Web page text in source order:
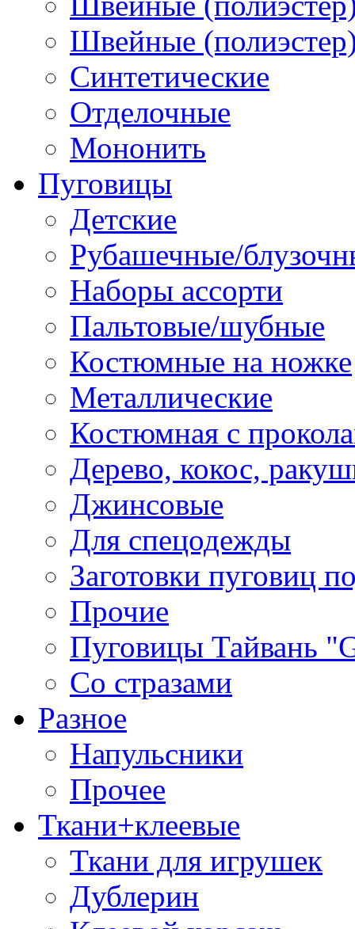
Швейные
Синтетические
Отделочные
Мононить
Пуговицы
Детские
Рубашечные/
Наборы ассорти
Пальтовые/шубные
Костюмные на ножке
Металлические
Костюмная с
Дерево, кокос,
Джинсовые
Для спецодежды
Заготовки пуговиц
Прочие
Пуговицы Тайвань
Со стразами
Разное
Напульсники
Прочее
Ткани+клеевые
Ткани для игрушек
Дублерин